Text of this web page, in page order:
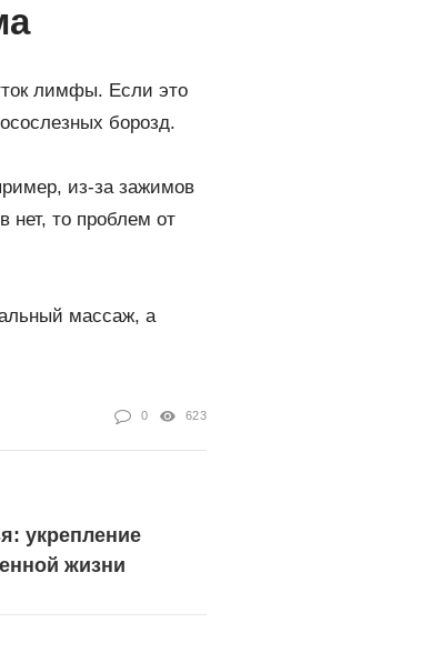
лимфы. Если это
борозд.
из-за зажимов
нет, то проблем от
массаж, а
0 623
укрепление
жизни